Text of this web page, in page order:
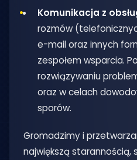
Komunikacja z
rozmów
e-mail oraz innych
zespołem wsparcia.
rozwiązywaniu
oraz w celach
sporów.
Gromadzimy i
największą